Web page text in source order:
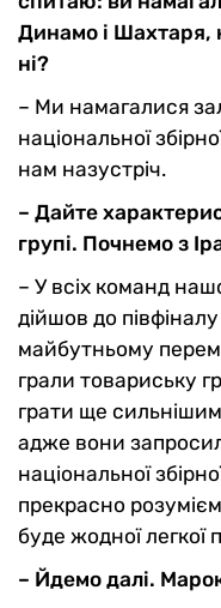
Динамо і Шахтаря,
ні?
– Ми намагалися
національної
нам назустріч.
– Дайте
групі. Почнемо з
– У всіх команд
дійшов до
майбутньому
грали товариську
грати ще
адже вони
національної
прекрасно
буде жодної легкої
– Йдемо далі.